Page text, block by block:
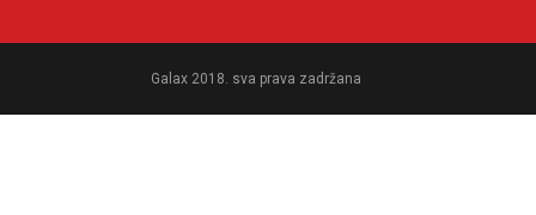
Galax 2018. sva prava zadržana